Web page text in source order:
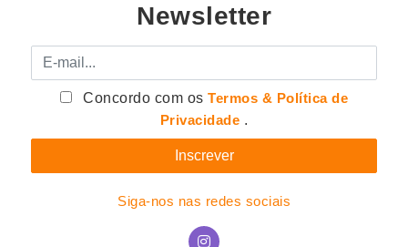
Newsletter
E-mail
Concordo com osTermos & Política de
Privacidade .
Siga-nos nas redes sociais